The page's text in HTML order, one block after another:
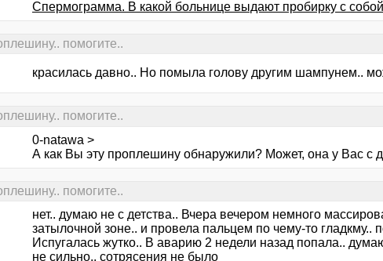
Спермограмма. В какой больнице выдают пробирку с
помогите..
красилась давно.. Но помыла голову другим шампунем..
помогите..
0-natawa >
А как Вы эту проплешину обнаружили? Может, она у Вас с
помогите..
нет.. думаю не с детства.. Вчера вечером немного
затылочной зоне.. и провела пальцем по чему-то гладкму..
Испугалась жутко.. В аварию 2 недели назад попала..
не сильно.. сотрясения не было